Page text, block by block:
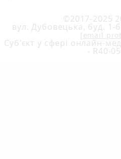
©2017-2025
вул. Дубовецька, буд. 1-
[email
Cуб'єкт у сфері онлайн-
- R40-